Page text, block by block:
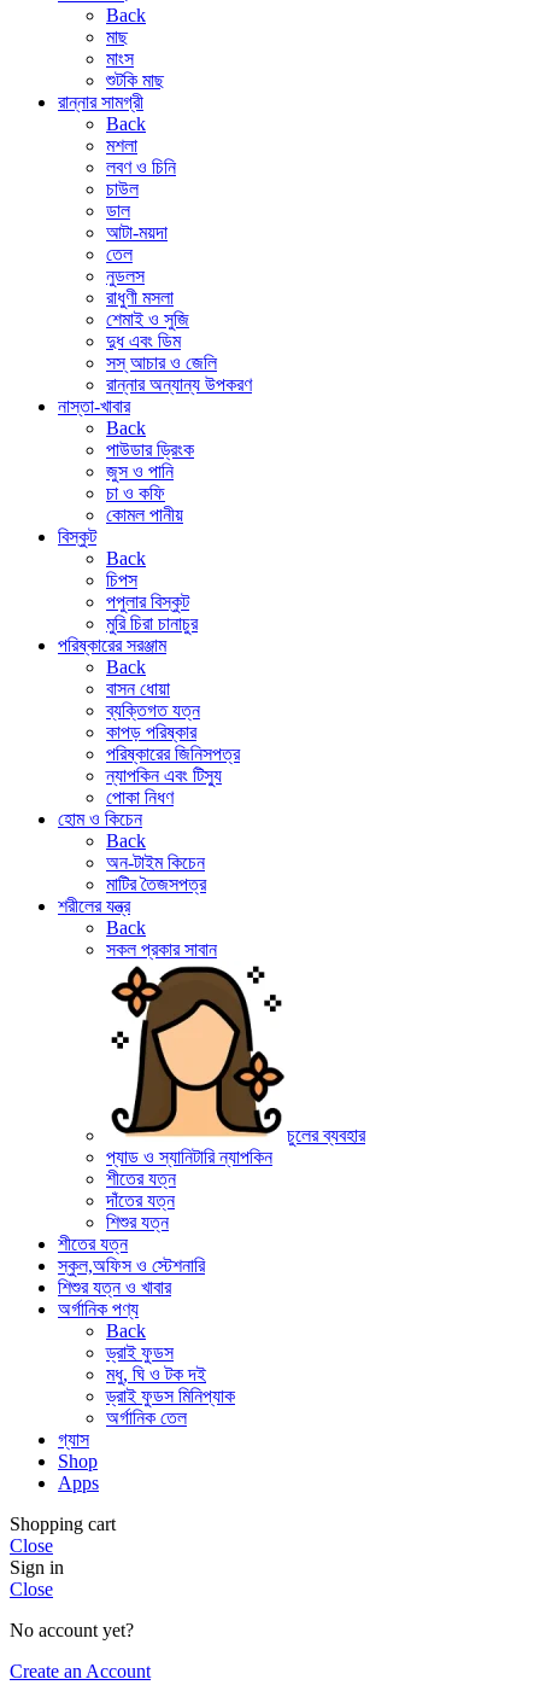
Back
মাছ
মাংস
শুটকি মাছ
রান্নার সামগ্রী
Back
মশলা
লবণ ও চিনি
চাউল
ডাল
আটা-ময়দা
তেল
নুডলস
রাধুণী মসলা
শেমাই ও সুজি
দুধ এবং ডিম
সস্ আচার ও জেলি
রান্নার অন্যান্য উপকরণ
নাস্তা-খাবার
Back
পাউডার ড্রিংক
জুস ও পানি
চা ও কফি
কোমল পানীয়
বিস্কুট
Back
চিপস
পপুলার বিস্কুট
মুরি চিরা চানাচুর
পরিষ্কারের সরঞ্জাম
Back
বাসন ধোয়া
ব্যক্তিগত যত্ন
কাপড় পরিষ্কার
পরিষ্কারের জিনিসপত্র
ন্যাপকিন এবং টিস্যু
পোকা নিধণ
হোম ও কিচেন
Back
অন-টাইম কিচেন
মাটির তৈজসপত্র
শরীলের যন্ত্র
Back
সকল প্রকার সাবান
চুলের ব্যবহার
প্যাড ও স্যানিটারি ন্যাপকিন
শীতের যত্ন
দাঁতের যত্ন
শিশুর যত্ন
শীতের যত্ন
স্কুল,অফিস ও স্টেশনারি
শিশুর যত্ন ও খাবার
অর্গানিক পণ্য
Back
ড্রাই ফুডস
মধু, ঘি ও টক দই
ড্রাই ফুডস মিনিপ্যাক
অর্গানিক তেল
গ্যাস
Shop
Apps
Shopping cart
Close
Sign in
Close
No account yet?
Create an Account